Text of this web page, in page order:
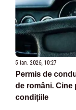
5 ian. 2026, 10:27
Permis de
de români. Cine
condițiile